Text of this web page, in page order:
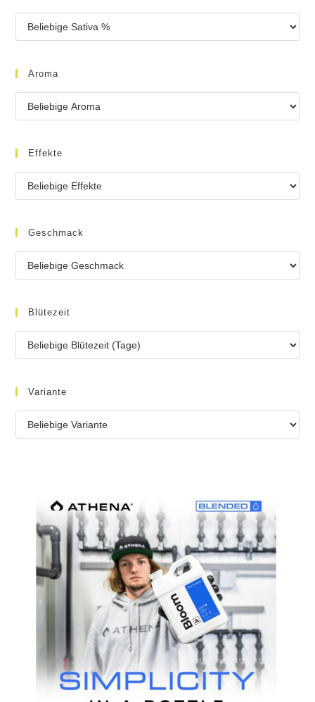
Aroma
Effekte
Geschmack
Blütezeit
Variante